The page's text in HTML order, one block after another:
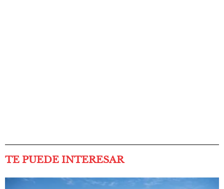
TE PUEDE INTERESAR